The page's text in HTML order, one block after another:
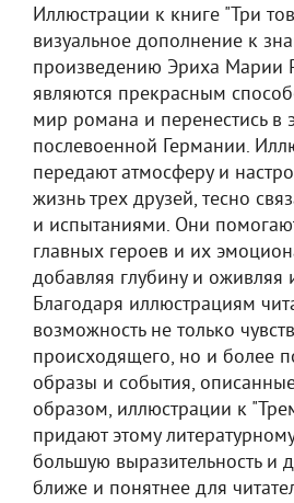
Иллюстрации к книге "Три
визуальное дополнение к
произведению Эриха Марии
являются прекрасным
мир романа и перенестись в
послевоенной Германии.
передают атмосферу и
жизнь трех друзей, тесно
и испытаниями. Они
главных героев и их
добавляя глубину и оживляя
Благодаря иллюстрациям
возможность не только
происходящего, но и более
образы и события,
образом, иллюстрации к
придают этому
большую выразительность и
ближе и понятнее для